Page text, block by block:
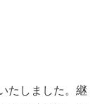
たしました。継